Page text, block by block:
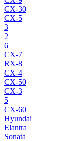
CX-30
CX-5
3
2
6
CX-7
RX-8
CX-4
CX-50
CX-3
5
CX-60
Hyundai
Elantra
Sonata